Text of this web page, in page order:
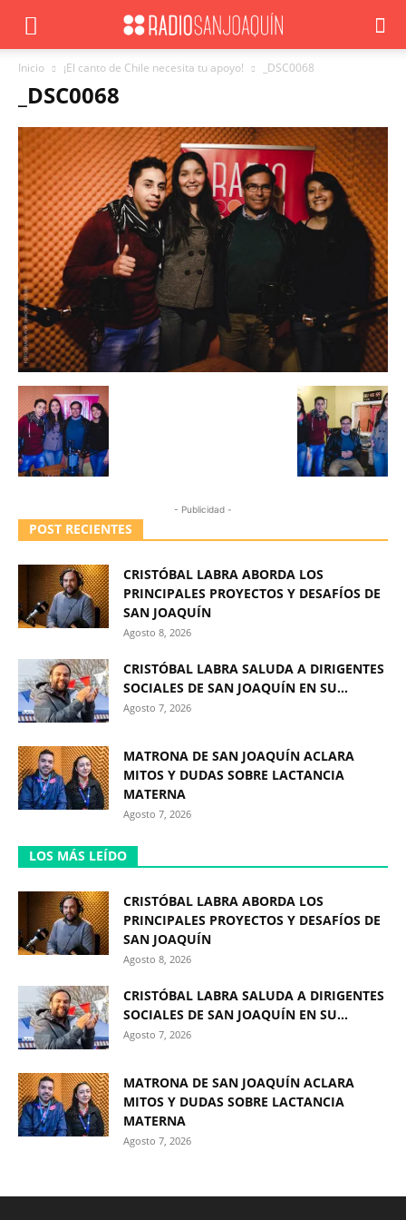
Inicio ¡El canto de Chile necesita tu apoyo! _DSC0068
_DSC0068
- Publicidad -
POST RECIENTES
CRISTÓBAL LABRA ABORDA LOS
PRINCIPALES PROYECTOS Y DESAFÍOS DE
SAN JOAQUÍN
Agosto 8, 2026
CRISTÓBAL LABRA SALUDA A DIRIGENTES
SOCIALES DE SAN JOAQUÍN EN SU...
Agosto 7, 2026
MATRONA DE SAN JOAQUÍN ACLARA
MITOS Y DUDAS SOBRE LACTANCIA
MATERNA
Agosto 7, 2026
LOS MÁS LEÍDO
CRISTÓBAL LABRA ABORDA LOS
PRINCIPALES PROYECTOS Y DESAFÍOS DE
SAN JOAQUÍN
Agosto 8, 2026
CRISTÓBAL LABRA SALUDA A DIRIGENTES
SOCIALES DE SAN JOAQUÍN EN SU...
Agosto 7, 2026
MATRONA DE SAN JOAQUÍN ACLARA
MITOS Y DUDAS SOBRE LACTANCIA
MATERNA
Agosto 7, 2026